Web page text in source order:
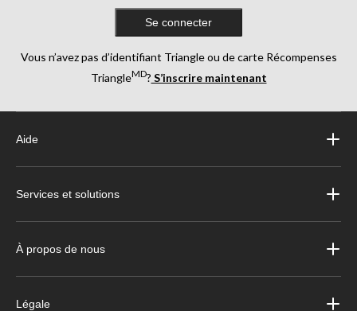
Se connecter
Vous n’avez pas d’identifiant Triangle ou de carte Récompenses
TriangleMD? S’inscrire maintenant
Aide
Services et solutions
À propos de nous
Légale